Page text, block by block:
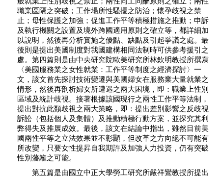
職業區隔之突破；工作場所性騷擾之防治；懷孕歧視之禁
止；母性保護之加強；促進工作平等積極措施之推動；申訴
及執行機關之設置及境外跨國適用原則之確立等，都詳細加
以說明，然後再分析實施之優點、缺點及引起爭議之處。最
後則是提出美國制度對我國建構相同法制時可供參考援引之
處。第四篇則是由中央研究院歐美研究所林欽明教授所撰寫
〈美國服務業之女性就業：工作平等制度之經濟探討〉一
文，該文首先探討技術變遷與美國婦女在服務業大量就業之
情形，然後再剖析婦女所遭遇之兩大困境，即：職業上性別
區域及統計歧視。接著根據該國現行之兩性工作平等法制，
提出對抗此類歧視之兩大策略，即：提出差別影響之反歧視
訴訟（包括個人及集體）及推動積極行動方案，並探究其利
弊得失及推展成效。最後，該文在結論中指出，雖然目前美
國兩性平等之立法效果並不彰顯，但改革之方向絕不可能有
所改變，只要女性提昇自我期許及加強人力投資，仍有突破
性別藩籬之可能。
第五篇是由國立中正大學勞工研究所嚴祥鸞教授所提出